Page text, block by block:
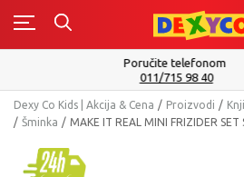
0
Isporuku možete očekivati u
Pogledaj
Dexy Co Kids | Akcija & Cena Proizvodi
Šminka
MAKE IT REAL MINI FRIZIDER SET